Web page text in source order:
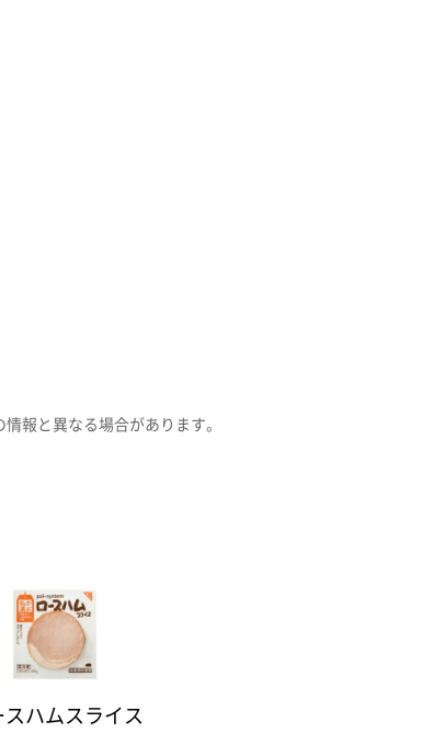
報と異なる場合があります。
スハムスライス